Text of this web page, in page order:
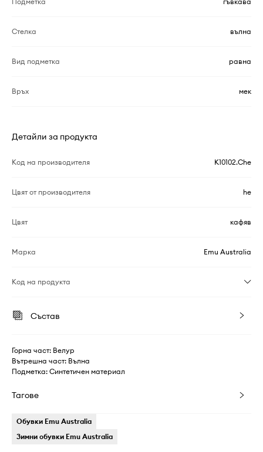
Стелка вълна
Вид подметка равна
Връх мек
Детайли за продукта
Код на производителя K10102.Che
Цвят от производителя he
Цвят кафяв
Марка Emu Australia
Код на продукта
Състав
Горна част: Велур
Вътрешна част: Вълна
Подметка: Синтетичен материал
Тагове
Обувки Emu Australia
Зимни обувки Emu Australia